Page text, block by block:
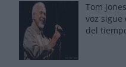
Tom
voz sigue
del